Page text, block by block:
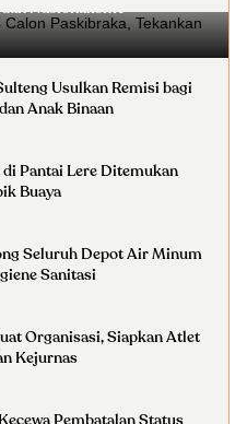
Nasionalisme
Usulkan Remisi bagi
Anak Binaan
Pantai Lere Ditemukan
Buaya
Seluruh Depot Air Minum
Sanitasi
Organisasi, Siapkan Atlet
Kejurnas
Pembatalan Status